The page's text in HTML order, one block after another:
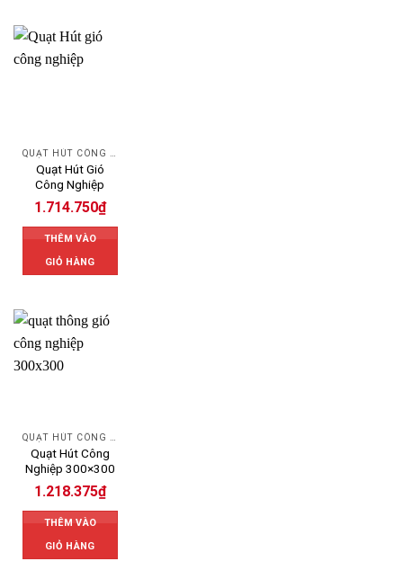
Quạt Hút Gió
Công Nghiệp
1.714.750₫
THÊM VÀO
GIỎ HÀNG
QUẠT HÚT CÔNG NGHIỆP
Quạt Hút Công
Nghiệp 300×300
1.218.375₫
THÊM VÀO
GIỎ HÀNG